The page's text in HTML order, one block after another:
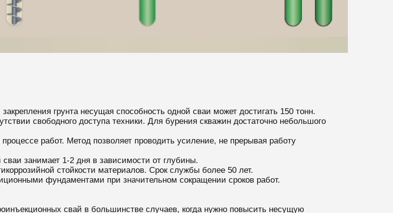
грунта несущая способность одной сваи может достигать 150 тонн.
свободного доступа техники. Для бурения скважин достаточно небольшого
работ. Метод позволяет проводить усиление, не прерывая работу
занимает 1-2 дня в зависимости от глубины.
стойкости материалов. Срок службы более 50 лет.
фундаментами при значительном сокращении сроков работ.
свай в большинстве случаев, когда нужно повысить несущую